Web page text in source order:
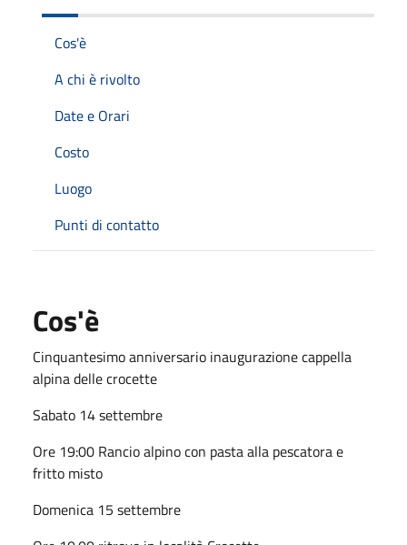
Cos'è
A chi è rivolto
Date e Orari
Costo
Luogo
Punti di contatto
Cos'è
Cinquantesimo anniversario inaugurazione cappella
alpina delle crocette
Sabato 14 settembre
Ore 19:00 Rancio alpino con pasta alla pescatora e
fritto misto
Domenica 15 settembre